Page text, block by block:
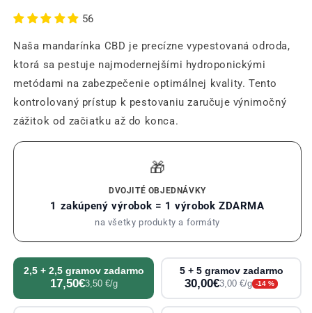
56
Naša mandarínka CBD je precízne vypestovaná odroda,
ktorá sa pestuje najmodernejšími hydroponickými
metódami na zabezpečenie optimálnej kvality. Tento
kontrolovaný prístup k pestovaniu zaručuje výnimočný
zážitok od začiatku až do konca.
🎁
DVOJITÉ OBJEDNÁVKY
1 zakúpený výrobok = 1 výrobok ZDARMA
na všetky produkty a formáty
2,5 + 2,5 gramov zadarmo
17,50€3,50 €/g
5 + 5 gramov zadarmo
30,00€3,00 €/g -14 %